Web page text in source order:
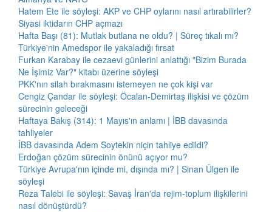
Hatem Ete ile söyleşi: AKP ve CHP oylarını nasıl artırabilirler?
Siyasi iktidarın CHP açmazı
Hafta Başı (81): Mutlak butlana ne oldu? | Süreç tıkalı mı?
Türkiye'nin Amedspor ile yakaladığı fırsat
Furkan Karabay ile cezaevi günlerini anlattığı "Bizim Burada
Ne İşimiz Var?" kitabı üzerine söyleşi
PKK'nın silah bırakmasını istemeyen ne çok kişi var
Cengiz Çandar ile söyleşi: Öcalan-Demirtaş ilişkisi ve çözüm
sürecinin geleceği
Haftaya Bakış (314): 1 Mayıs'ın anlamı | İBB davasında
tahliyeler
İBB davasında Adem Soytekin niçin tahliye edildi?
Erdoğan çözüm sürecinin önünü açıyor mu?
Türkiye Avrupa'nın içinde mi, dışında mı? | Sinan Ülgen ile
söyleşi
Reza Talebi ile söyleşi: Savaş İran'da rejim-toplum ilişkilerini
nasıl dönüştürdü?